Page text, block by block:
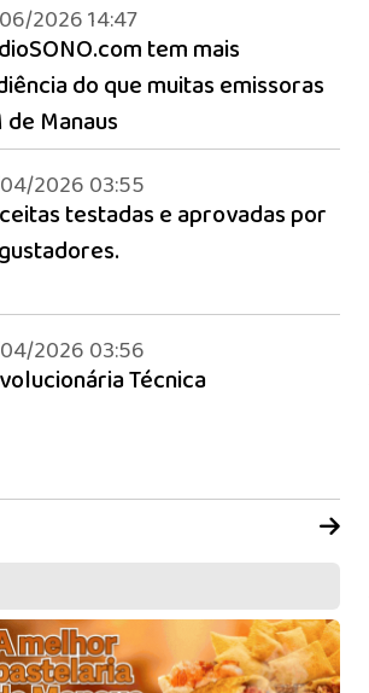
2026 14:47
tem mais
do que muitas emissoras
de Manaus
2026 03:55
testadas e aprovadas por
2026 03:56
Técnica